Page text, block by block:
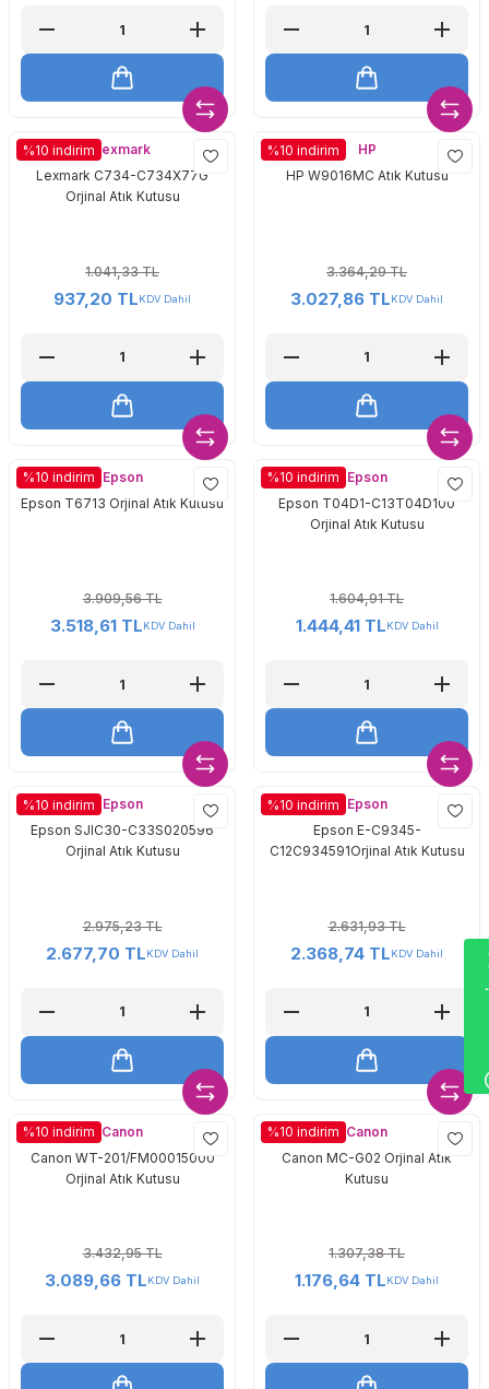
%10 indirim Lexmark
Lexmark C734-C734X77G
Orjinal Atık Kutusu
1.041,33 TL
937,20 TLKDV Dahil
%10 indirim
HP
HP W9016MC Atık Kutusu
3.364,29 TL
3.027,86 TLKDV Dahil
%10 indirim Epson
Epson T6713 Orjinal Atık Kutusu
3.909,56 TL
3.518,61 TLKDV Dahil
%10 indirim Epson
Epson T04D1-C13T04D100
Orjinal Atık Kutusu
1.604,91 TL
1.444,41 TLKDV Dahil
%10 indirim Epson
Epson SJIC30-C33S020596
Orjinal Atık Kutusu
2.975,23 TL
2.677,70 TLKDV Dahil
%10 indirim Epson
Epson E-C9345-
C12C934591Orjinal Atık Kutusu
2.631,93 TL
2.368,74 TLKDV Dahil
%10 indirim Canon
Canon WT-201/FM00015000
Orjinal Atık Kutusu
3.432,95 TL
3.089,66 TLKDV Dahil
%10 indirim Canon
Canon MC-G02 Orjinal Atık
Kutusu
1.307,38 TL
1.176,64 TLKDV Dahil